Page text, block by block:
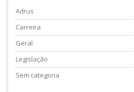
Adrus
Carreira
Geral
Legislação
Sem categoria